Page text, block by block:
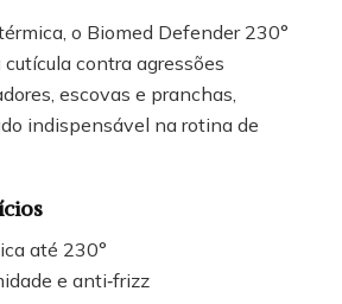
o Biomed Defender 230°
contra agressões
escovas e pranchas,
indispensável na rotina de
até 230°
e anti‑frizz